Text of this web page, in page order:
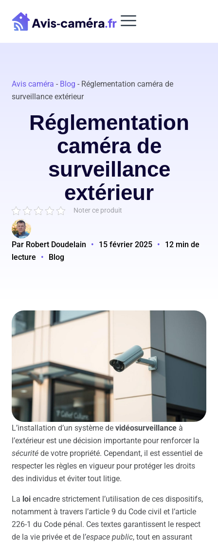
contenu
Avis caméra - Blog - Réglementation caméra de
surveillance extérieur
Réglementation
caméra de
surveillance
extérieur
Noter ce produit
Par Robert Doudelain • 15 février 2025 •
12 min de
lecture
• Blog
L’installation d’un système de vidéosurveillance à
l’extérieur est une décision importante pour renforcer la
sécurité de votre propriété. Cependant, il est essentiel de
respecter les règles en vigueur pour protéger les droits
des individus et éviter tout litige.
La loi encadre strictement l’utilisation de ces dispositifs,
notamment à travers l’article 9 du Code civil et l’article
226-1 du Code pénal. Ces textes garantissent le respect
de la vie privée et de l’espace public, tout en assurant